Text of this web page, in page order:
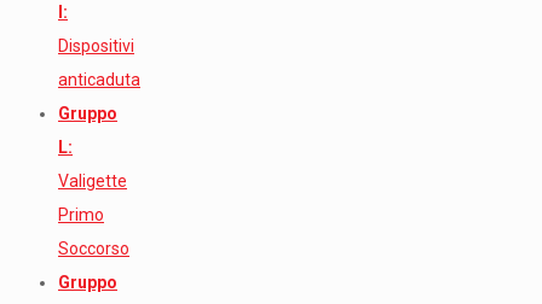
I:
Dispositivi
anticaduta
Gruppo
L:
Valigette
Primo
Soccorso
Gruppo